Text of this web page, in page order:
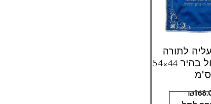
לתורה
קטיפה כחול בהיר 44×54
ס"מ
₪